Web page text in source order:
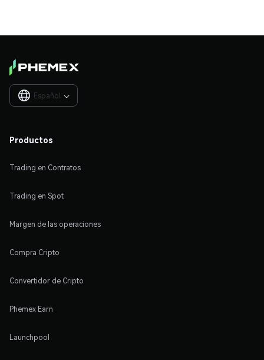
Español 
Productos
Trading en Contratos
Trading en Spot
Margen de las operaciones
Compra Cripto
Convertidor de Cripto
Phemex Earn
Launchpool